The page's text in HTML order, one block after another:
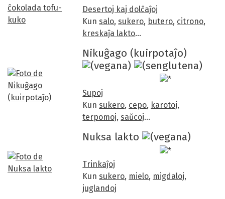
Desertoj kaj dolĉaĵoj
Kun salo, sukero, butero, citrono,
kreskaĵa lakto…
Nikuĝago (kuirpotaĵo)
Supoj
Kun sukero, cepo, karotoj,
terpomoj, saŭcoj…
Nuksa lakto
Trinkaĵoj
Kun sukero, mielo, migdaloj,
juglandoj